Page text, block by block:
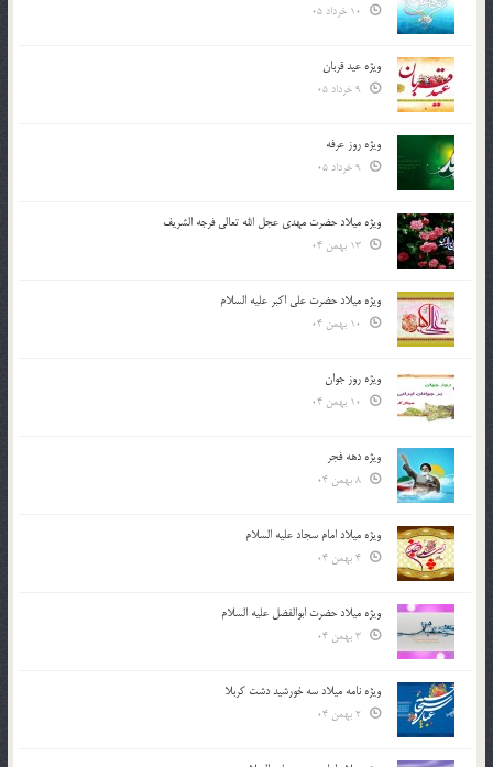
ویژه عید قربان
ویژه روز عرفه
ویژه میلاد حضرت مهدی عجل الله تعالی فرجه الشريف
ویژه میلاد حضرت علی اکبر علیه السلام
ویژه روز جوان
ویژه دهه فجر
ویژه میلاد امام سجاد علیه السلام
ویژه میلاد حضرت ابوالفضل علیه السلام
ویژه نامه میلاد سه خورشید دشت کربلا